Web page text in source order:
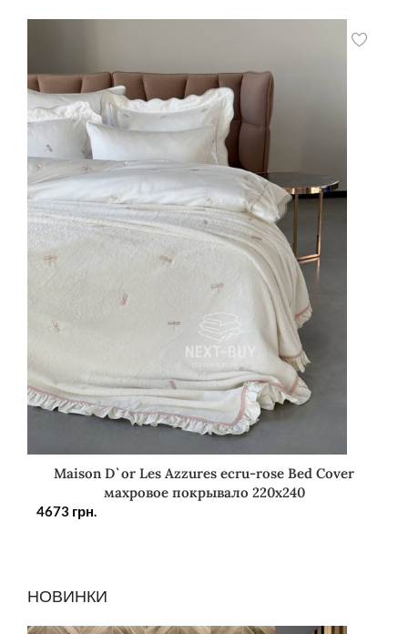
Maison D`or Les Azzures ecru-rose Bed Cover
махровое покрывало 220х240
4673 грн.
НОВИНКИ